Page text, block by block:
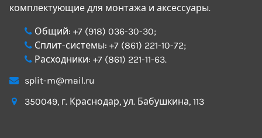
комплектующие для монтажа и аксессуары.
Общий: +7 (918) 036-30-30;
Сплит-системы: +7 (861) 221-10-72;
Расходники: +7 (861) 221-11-63.
split-m@mail.ru
350049, г. Краснодар, ул. Бабушкина, 113